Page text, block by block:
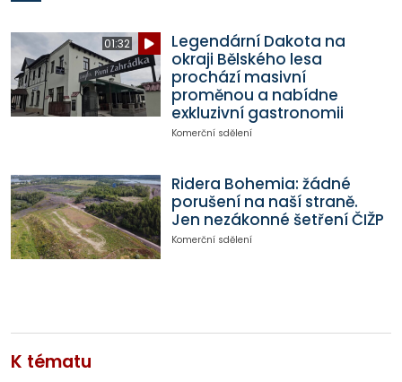
01:32
Legendární Dakota na
okraji Bělského lesa
prochází masivní
proměnou a nabídne
exkluzivní gastronomii
Komerční sdělení
Ridera Bohemia: žádné
porušení na naší straně.
Jen nezákonné šetření ČIŽP
Komerční sdělení
K tématu